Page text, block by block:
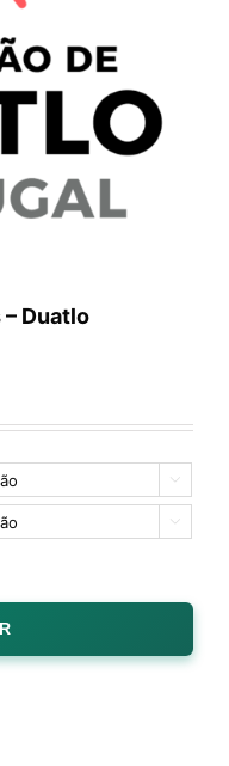
Duatlo

